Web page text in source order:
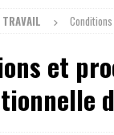
TRAVAIL
et